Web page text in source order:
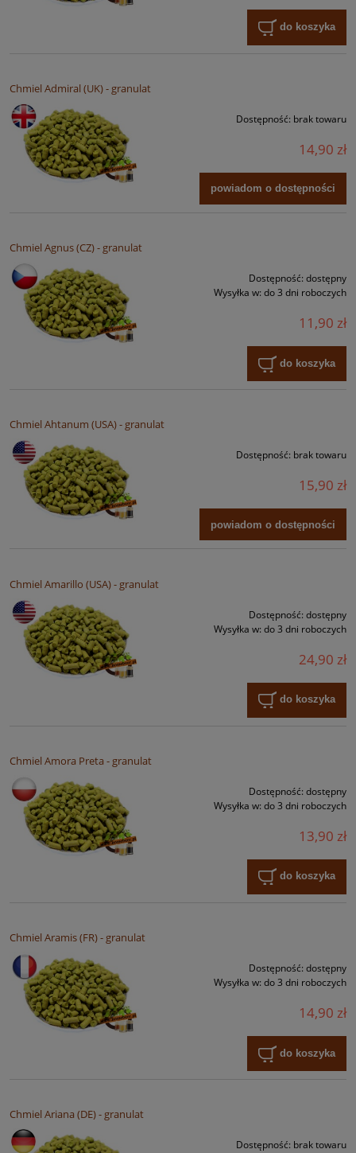
do koszyka
Chmiel Admiral (UK) - granulat
Dostępność: brak towaru
14,90 zł
powiadom o dostępności
Chmiel Agnus (CZ) - granulat
Dostępność: dostępny
Wysyłka w: do 3 dni roboczych
11,90 zł
do koszyka
Chmiel Ahtanum (USA) - granulat
Dostępność: brak towaru
15,90 zł
powiadom o dostępności
Chmiel Amarillo (USA) - granulat
Dostępność: dostępny
Wysyłka w: do 3 dni roboczych
24,90 zł
do koszyka
Chmiel Amora Preta - granulat
Dostępność: dostępny
Wysyłka w: do 3 dni roboczych
13,90 zł
do koszyka
Chmiel Aramis (FR) - granulat
Dostępność: dostępny
Wysyłka w: do 3 dni roboczych
14,90 zł
do koszyka
Chmiel Ariana (DE) - granulat
Dostępność: brak towaru